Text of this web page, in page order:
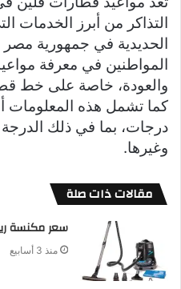
التذاكر من أبرز الخدمات
الحديدية في جمهورية مصر
المواطنين في معرفة
والعودة، خاصة على خط
كما تشمل هذه المعلومات
درجات، بما في ذلك الدرجة
وغيرها.
مقالات ذات صلة
سعر مكنسة
منذ 3 أسابيع